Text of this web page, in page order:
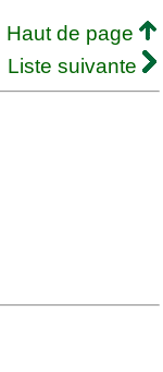
Haut de page
Liste suivante